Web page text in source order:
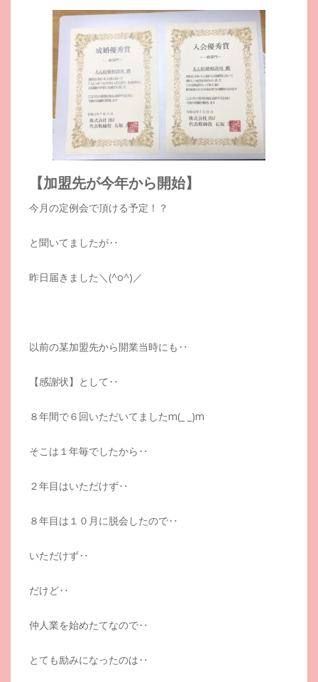
【加盟先が今年から開始】
今月の定例会で頂ける予定！？
と聞いてましたが‥
昨日届きました＼(^o^)／
以前の某加盟先から開業当時にも‥
【感謝状】として‥
８年間で６回いただいてましたm(_ _)m
そこは１年毎でしたから‥
２年目はいただけず‥
８年目は１０月に脱会したので‥
いただけず‥
だけど‥
仲人業を始めたてなので‥
とても励みになったのは‥